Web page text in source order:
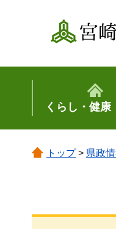
宮崎県
くらし・健康
トップ> 県政